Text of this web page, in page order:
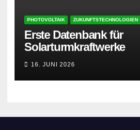
PHOTOVOLTAIK ZUKUNFTSTECHNOLOGIEN
Erste Datenbank für
Solarturmkraftwerke
16. JUNI 2026